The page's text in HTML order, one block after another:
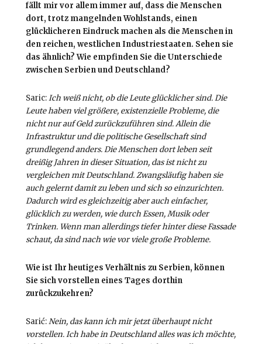
fällt mir vor allem immer auf, dass die Menschen
dort, trotz mangelnden Wohlstands, einen
glücklicheren Eindruck machen als die Menschen in
den reichen, westlichen Industriestaaten. Sehen sie
das ähnlich? Wie empfinden Sie die Unterschiede
zwischen Serbien und Deutschland?
Saric:Ich weiß nicht, ob die Leute glücklicher sind. Die
Leute haben viel größere, existenzielle Probleme, die
nicht nur auf Geld zurückzuführen sind. Allein die
Infrastruktur und die politische Gesellschaft sind
grundlegend anders. Die Menschen dort leben seit
dreißig Jahren in dieser Situation, das ist nicht zu
vergleichen mit Deutschland. Zwangsläufig haben sie
auch gelernt damit zu leben und sich so einzurichten.
Dadurch wird es gleichzeitig aber auch einfacher,
glücklich zu werden, wie durch Essen, Musik oder
Trinken. Wenn man allerdings tiefer hinter diese Fassade
schaut, da sind nach wie vor viele große Probleme.
Wie ist Ihr heutiges Verhältnis zu Serbien, können
Sie sich vorstellen eines Tages dorthin
zurückzukehren?
Sarić:Nein, das kann ich mir jetzt überhaupt nicht
vorstellen. Ich habe in Deutschland alles was ich möchte,